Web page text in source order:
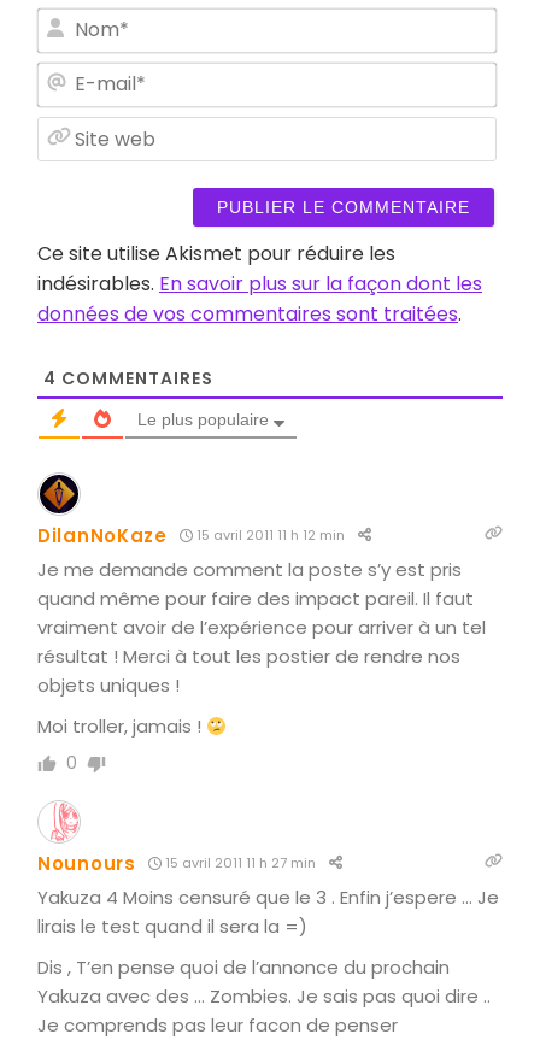
web
Ce site utilise Akismet pour réduire les
indésirables. En savoir plus sur la façon dont les
données de vos commentaires sont traitées.
4 COMMENTAIRES
Le plus populaire
DilanNoKaze 15 avril 2011 11 h 12 min
Je me demande comment la poste s’y est pris
quand même pour faire des impact pareil. Il faut
vraiment avoir de l’expérience pour arriver à un tel
résultat ! Merci à tout les postier de rendre nos
objets uniques !
Moi troller, jamais !
0
Nounours 15 avril 2011 11 h 27 min
Yakuza 4 Moins censuré que le 3 . Enfin j’espere … Je
lirais le test quand il sera la =)
Dis , T’en pense quoi de l’annonce du prochain
Yakuza avec des … Zombies. Je sais pas quoi dire ..
Je comprends pas leur facon de penser